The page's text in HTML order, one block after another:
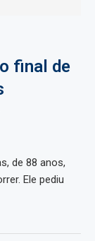
final de
de 88 anos,
Ele pediu